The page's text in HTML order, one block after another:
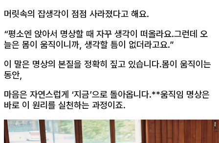
머릿속의 잡생각이 점점 사라졌다고 해요.
“평소엔 앉아서 명상할 때 자꾸 생각이 떠올라요.그런데 오
늘은 몸이 움직이니까, 생각할 틈이 없더라고요.”
이 말은 명상의 본질을 정확히 짚고 있습니다.몸이 움직이는
동안,
마음은 자연스럽게 ‘지금’으로 돌아옵니다.**움직임 명상은
바로 이 원리를 실천하는 과정이죠.